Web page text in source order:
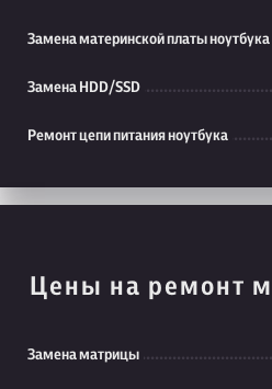
Замена материнской платы ноутбука
Замена HDD/SSD
Ремонт цепи питания ноутбука
Цены на ремонт
Замена матрицы